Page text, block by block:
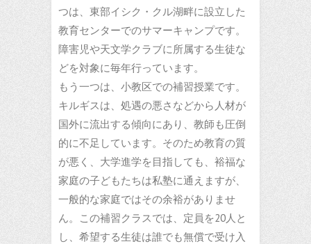
つは、東部イシク・クル湖畔に設立した
教育センターでのサマーキャンプです。
障害児や天文学クラブに所属する生徒な
どを対象に毎年行っています。
もう一つは、小教区での補習授業です。
キルギスは、処遇の悪さなどから人材が
国外に流出する傾向にあり、教師も圧倒
的に不足しています。そのため教育の質
が悪く、大学進学を目指しても、裕福な
家庭の子どもたちは私塾に通えますが、
一般的な家庭ではその余裕がありませ
ん。この補習クラスでは、定員を20人と
し、希望する生徒は誰でも無償で受け入